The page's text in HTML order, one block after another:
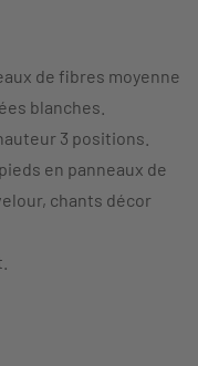
de fibres moyenne
blanches.
3 positions.
en panneaux de
chants décor